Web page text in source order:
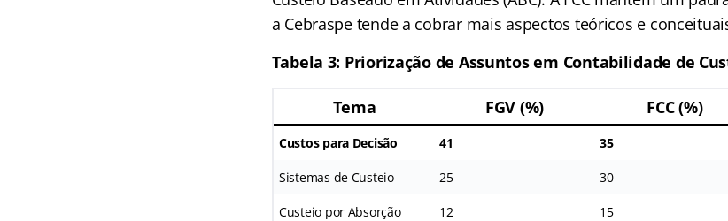
a Cebraspe tende a cobrar mais aspectos teóricos e
Tabela 3: Priorização de Assuntos em Contabilidade de
Tema FGV (%) FCC (%)
Custos para Decisão 41 35
Sistemas de Custeio 25 30
Custeio por Absorção 12 15